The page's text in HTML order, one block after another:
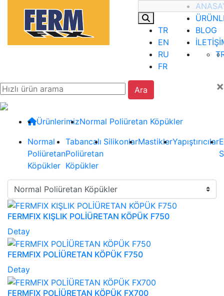
BLOG
TR
EN
RU
FR
×
ÜrünlerimizNormal Poliüretan Köpükler
Normal
Poliüretan
Köpükler
Tabancalı
Poliüretan
Köpükler
SilikonlarMastiklerYapıştırıcılar
FERMFIX KIŞLIK POLİÜRETAN KÖPÜK F750
Detay
FERMFIX POLİÜRETAN KÖPÜK F750
Detay
FERMFIX POLİÜRETAN KÖPÜK FX700